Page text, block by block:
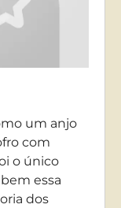
um anjo
com
o único
essa
dos